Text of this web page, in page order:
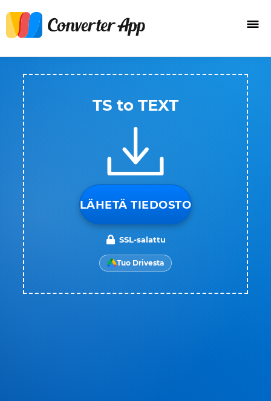
TS to TEXT
LÄHETÄ TIEDOSTO
SSL-salattu
Tuo Drivesta